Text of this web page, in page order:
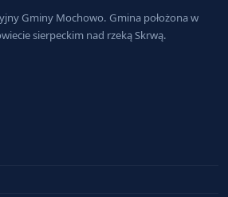
Gminy Mochowo. Gmina położona w
sierpeckim nad rzeką Skrwą.